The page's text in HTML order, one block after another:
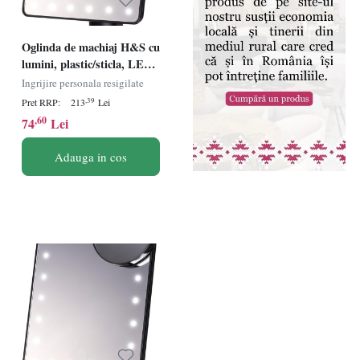
Oglinda de machiaj H&S cu
lumini, plastic/sticla, LED,
17 x 27 cm, Resigilat, Grad
A
Ingrijire personala resigilate
Pret RRP: 213,39 Lei
74,60 Lei
Adauga in cos